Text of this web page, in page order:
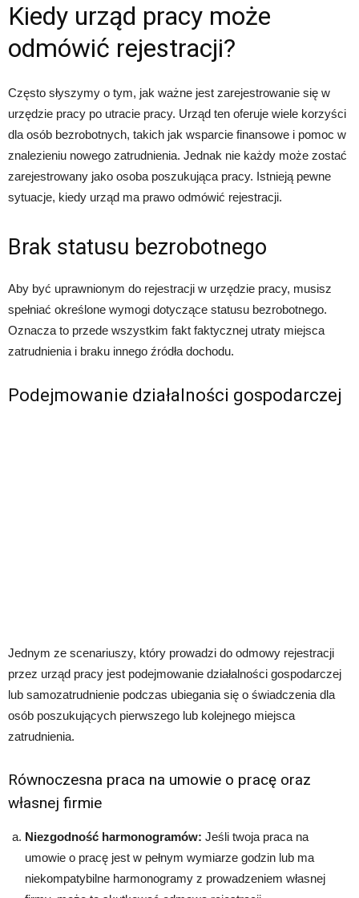
Kiedy urząd pracy może
odmówić rejestracji?
Często słyszymy o tym, jak ważne jest zarejestrowanie się w
urzędzie pracy po utracie pracy. Urząd ten oferuje wiele korzyści
dla osób bezrobotnych, takich jak wsparcie finansowe i pomoc w
znalezieniu nowego zatrudnienia. Jednak nie każdy może zostać
zarejestrowany jako osoba poszukująca pracy. Istnieją pewne
sytuacje, kiedy urząd ma prawo odmówić rejestracji.
Brak statusu bezrobotnego
Aby być uprawnionym do rejestracji w urzędzie pracy, musisz
spełniać określone wymogi dotyczące statusu bezrobotnego.
Oznacza to przede wszystkim fakt faktycznej utraty miejsca
zatrudnienia i braku innego źródła dochodu.
Podejmowanie działalności gospodarczej
Jednym ze scenariuszy, który prowadzi do odmowy rejestracji
przez urząd pracy jest podejmowanie działalności gospodarczej
lub samozatrudnienie podczas ubiegania się o świadczenia dla
osób poszukujących pierwszego lub kolejnego miejsca
zatrudnienia.
Równoczesna praca na umowie o pracę oraz
własnej firmie
Niezgodność harmonogramów: Jeśli twoja praca na
umowie o pracę jest w pełnym wymiarze godzin lub ma
niekompatybilne harmonogramy z prowadzeniem własnej